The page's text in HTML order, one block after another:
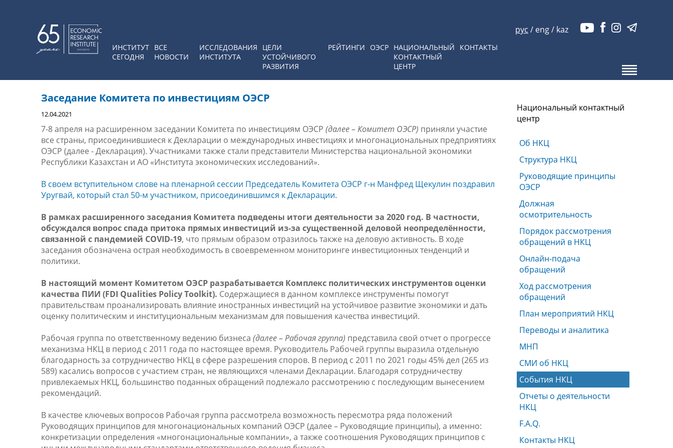
ИНСТИТУТ
СЕГОДНЯ
ВСЕ
НОВОСТИ
ИССЛЕДОВАНИЯ
ИНСТИТУТА
ЦЕЛИ
УСТОЙЧИВОГО
РАЗВИТИЯ
РЕЙТИНГИ ОЭСР НАЦИОНАЛЬНЫЙ
КОНТАКТНЫЙ
ЦЕНТР
КОНТАКТЫ
рус / eng/ kaz
Заседание Комитета по инвестициям ОЭСР
12.04.2021
7-8 апреля на расширенном заседании Комитета по инвестициям ОЭСР (далее – Комитет ОЭСР) приняли участие
все страны, присоединившиеся к Декларации о международных инвестициях и многонациональных предприятиях
ОЭСР (далее - Декларация). Участниками также стали представители Министерства национальной экономики
Республики Казахстан и АО «Института экономических исследований».
В своем вступительном слове на пленарной сессии Председатель Комитета ОЭСР г-н Манфред Щекулин поздравил
Уругвай, который стал 50-м участником, присоединившимся к Декларации.
В рамках расширенного заседания Комитета подведены итоги деятельности за 2020 год. В частности,
обсуждался вопрос спада притока прямых инвестиций из-за существенной деловой неопределённости,
связанной с пандемией COVID-19, что прямым образом отразилось также на деловую активность. В ходе
заседания обозначена острая необходимость в своевременном мониторинге инвестиционных тенденций и
политики.
В настоящий момент Комитетом ОЭСР разрабатывается Комплекс политических инструментов оценки
качества ПИИ (FDI Qualities Policy Toolkit). Содержащиеся в данном комплексе инструменты помогут
правительствам проанализировать влияние иностранных инвестиций на устойчивое развитие экономики и дать
оценку политическим и институциональным механизмам для повышения качества инвестиций.
Рабочая группа по ответственному ведению бизнеса (далее – Рабочая группа) представила свой отчет о прогрессе
механизма НКЦ в период с 2011 года по настоящее время. Руководитель Рабочей группы выразила отдельную
благодарность за сотрудничество НКЦ в сфере разрешения споров. В период с 2011 по 2021 годы 45% дел (265 из
589) касались вопросов с участием стран, не являющихся членами Декларации. Благодаря сотрудничеству
привлекаемых НКЦ, большинство поданных обращений подлежало рассмотрению с последующим вынесением
рекомендаций.
В качестве ключевых вопросов Рабочая группа рассмотрела возможность пересмотра ряда положений
Руководящих принципов для многонациональных компаний ОЭСР (далее – Руководящие принципы), а именно:
конкретизации определения «многонациональные компании», а также соотношения Руководящих принципов с
Национальный контактный
центр
Об НКЦ
Структура НКЦ
Руководящие принципы
ОЭСР
Должная
осмотрительность
Порядок рассмотрения
обращений в НКЦ
Онлайн-подача
обращений
Ход рассмотрения
обращений
План мероприятий НКЦ
Переводы и аналитика
МНП
СМИ об НКЦ
События НКЦ
Отчеты о деятельности
НКЦ
F.A.Q.
Контакты НКЦ